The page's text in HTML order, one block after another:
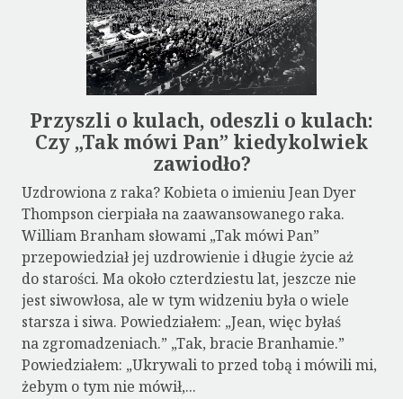
Przyszli o kulach, odeszli o kulach:
Czy „Tak mówi Pan” kiedykolwiek
zawiodło?
Uzdrowiona z raka? Kobieta o imieniu Jean Dyer
Thompson cierpiała na zaawansowanego raka.
William Branham słowami „Tak mówi Pan”
przepowiedział jej uzdrowienie i długie życie aż
do starości. Ma około czterdziestu lat, jeszcze nie
jest siwowłosa, ale w tym widzeniu była o wiele
starsza i siwa. Powiedziałem: „Jean, więc byłaś
na zgromadzeniach.” „Tak, bracie Branhamie.”
Powiedziałem: „Ukrywali to przed tobą i mówili mi,
żebym o tym nie mówił,...